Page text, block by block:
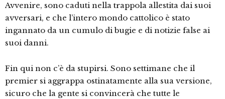
Avvenire, sono caduti nella trappola allestita dai suoi
avversari, e che l’intero mondo cattolico è stato
ingannato da un cumulo di bugie e di notizie false ai
suoi danni.
Fin qui non c’è da stupirsi. Sono settimane che il
premier si aggrappa ostinatamente alla sua versione,
sicuro che la gente si convincerà che tutte le